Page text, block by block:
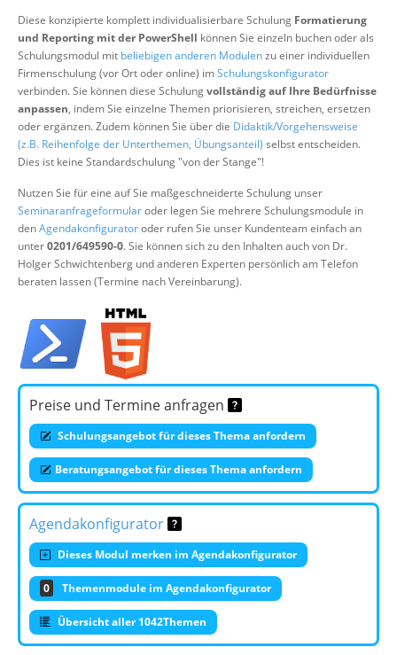
Suche
Diese konzipierte komplett individualisierbare Schulung Formatierung
und Reporting mit der PowerShell können Sie einzeln buchen oder als
Schulungsmodul mit beliebigen anderen Modulenzu einer individuellen
Firmenschulung (vor Ort oder online) imSchulungskonfigurator
verbinden. Sie können diese Schulungvollständig auf Ihre Bedürfnisse
anpassen, indem Sie einzelne Themen priorisieren, streichen, ersetzen
oder ergänzen. Zudem können Sie über die Didaktik/Vorgehensweise
(z.B. Reihenfolge der Unterthemen, Übungsanteil) selbst entscheiden.
Dies ist keine Standardschulung "von der Stange"!
Nutzen Sie für eine auf Sie maßgeschneiderte Schulung unser
Seminaranfrageformularoder legen Sie mehrere Schulungsmodule in
denAgendakonfiguratoroder rufen Sie unser Kundenteam einfach an
unter0201/649590-0. Sie können sich zu den Inhalten auch von Dr.
Holger Schwichtenberg und anderen Experten persönlich am Telefon
beraten lassen (Termine nach Vereinbarung).
Preise und Termine anfragen
Schulungsangebot für dieses Thema anfordern
Beratungsangebot für dieses Thema anfordern
Agendakonfigurator
Dieses Modul merken im Agendakonfigurator
0 Themenmodule im Agendakonfigurator
Übersicht aller 1042Themen